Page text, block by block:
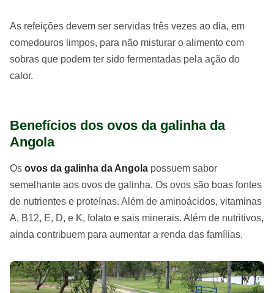
As refeições devem ser servidas três vezes ao dia, em
comedouros limpos, para não misturar o alimento com
sobras que podem ter sido fermentadas pela ação do
calor.
Benefícios dos ovos da galinha da
Angola
Os ovos da galinha da Angola possuem sabor
semelhante aos ovos de galinha. Os ovos são boas fontes
de nutrientes e proteínas. Além de aminoácidos, vitaminas
A, B12, E, D, e K, folato e sais minerais. Além de nutritivos,
ainda contribuem para aumentar a renda das famílias.